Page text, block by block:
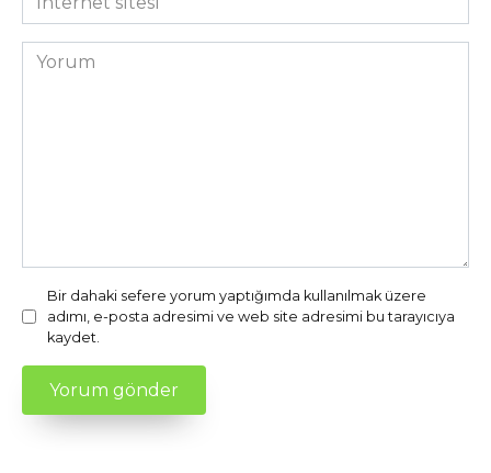
sitesi
Yorum
Bir dahaki sefere yorum yaptığımda kullanılmak üzere
adımı, e-posta adresimi ve web site adresimi bu tarayıcıya
kaydet.